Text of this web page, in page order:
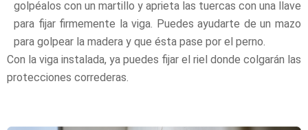
golpéalos con un martillo y aprieta las tuercas con una llave
para fijar firmemente la viga. Puedes ayudarte de un mazo
para golpear la madera y que ésta pase por el perno.
Con la viga instalada, ya puedes fijar el riel donde colgarán las
protecciones correderas.